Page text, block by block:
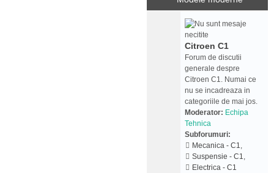
Citroen C1
Forum de discutii
generale despre
Citroen C1. Numai ce
nu se incadreaza in
categoriile de mai jos.
Moderator: Echipa
Tehnica
Subforumuri:
Mecanica - C1,
Suspensie - C1,
Electrica - C1